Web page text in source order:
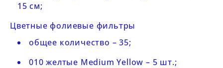
15 см;
Цветные фолиевые фильтры
общее количество – 35;
010 желтые Medium Yellow – 5 шт.;